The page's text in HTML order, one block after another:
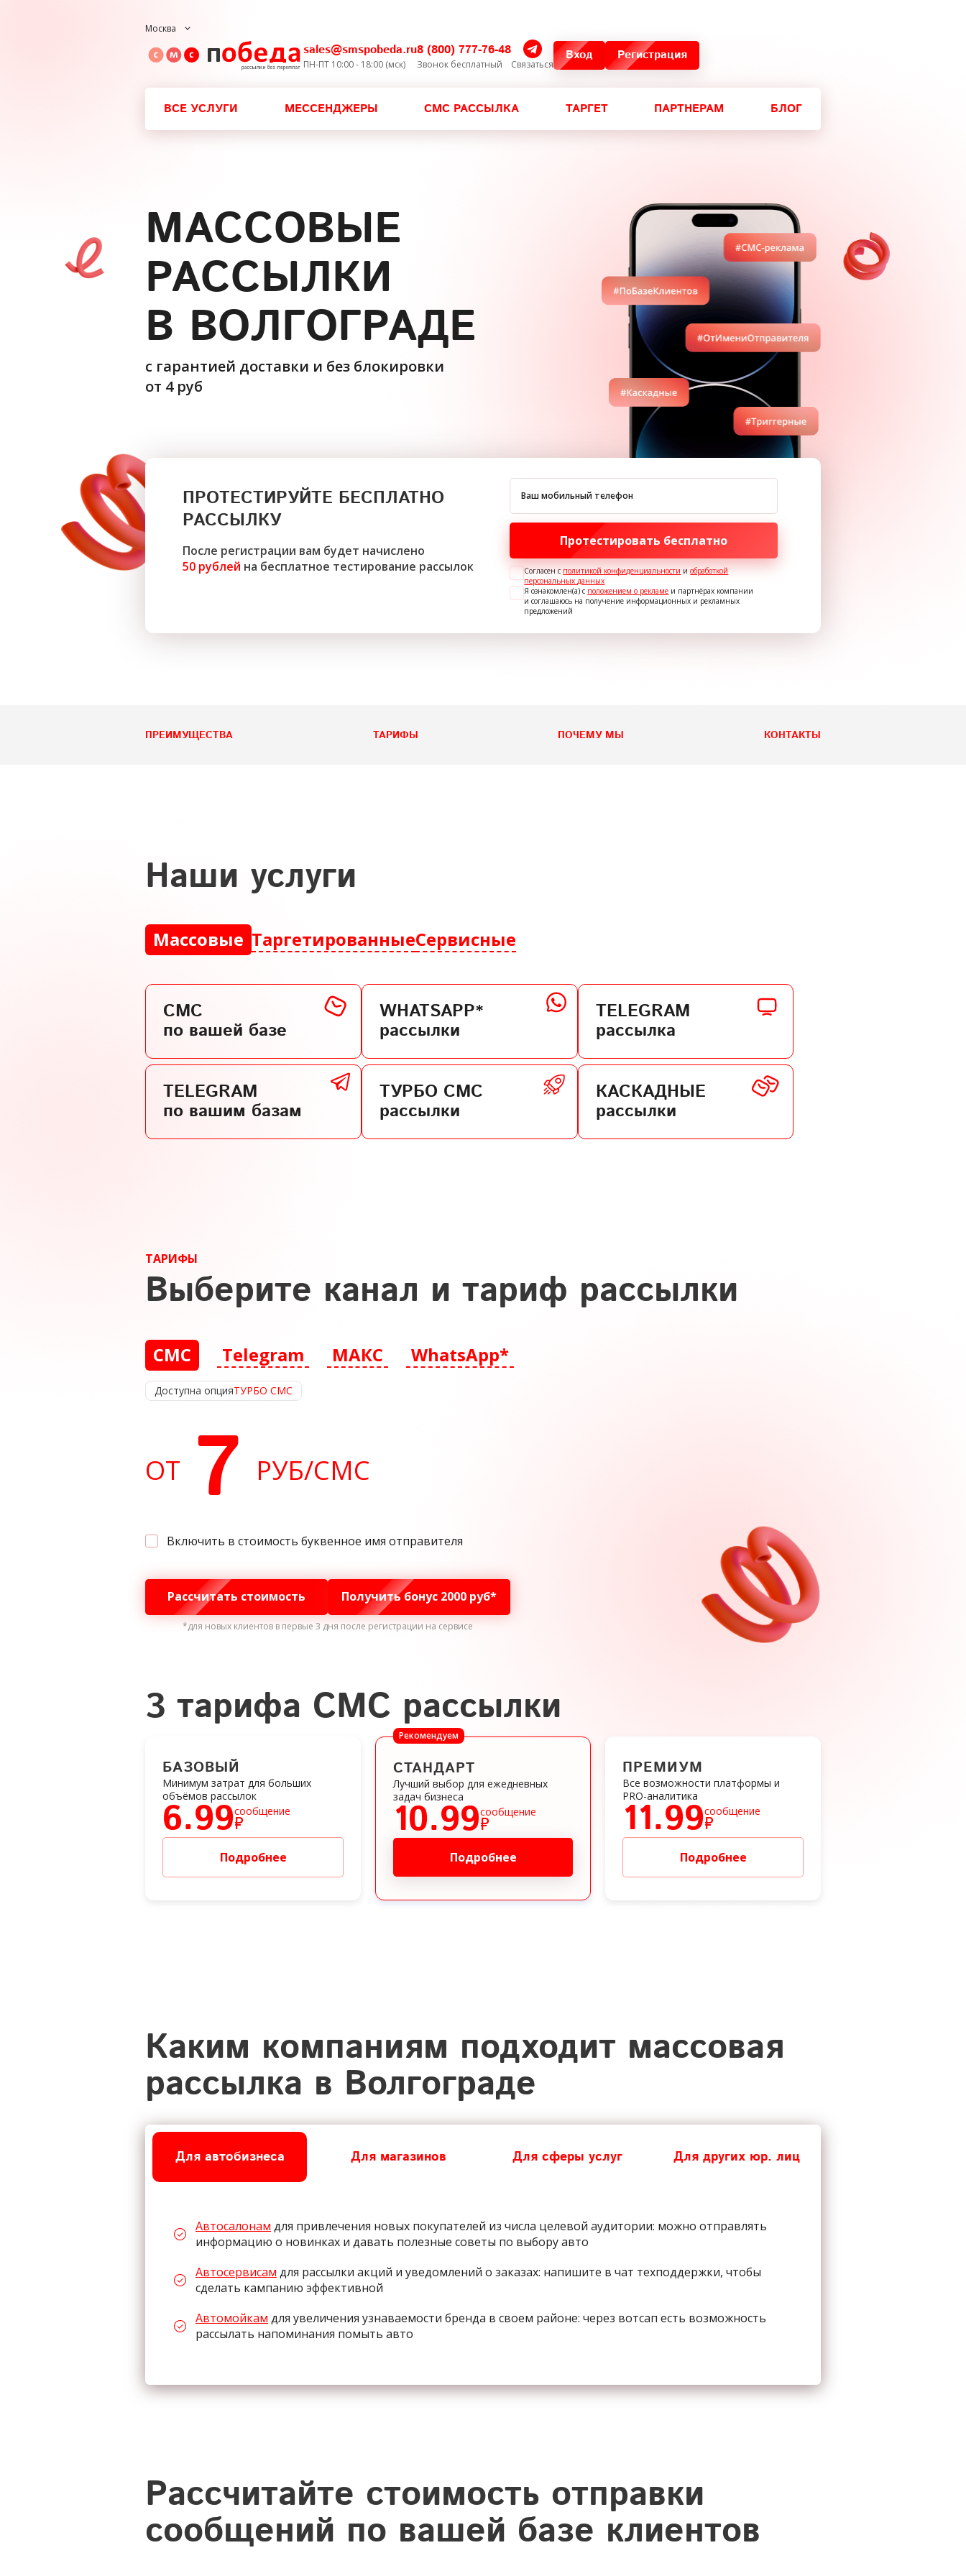
Москва
sales@smspobeda.ru
ПН-ПТ 10:00 - 18:00 (мск)
8 (800) 777-76-48
Звонок бесплатный Связаться
Вход Регистрация
ВСЕ УСЛУГИ МЕССЕНДЖЕРЫ СМС РАССЫЛКА ТАРГЕТ ПАРТНЕРАМ БЛОГ
МАССОВЫЕ
РАССЫЛКИ
В ВОЛГОГРАДЕ
с гарантией доставки и без блокировки
от 4 руб
ПРОТЕСТИРУЙТЕ БЕСПЛАТНО
РАССЫЛКУ
После регистрации вам будет начислено
50 рублей на бесплатное тестирование рассылок
Ваш мобильный телефон
Протестировать бесплатно
Согласен с политикой конфиденциальности иобработкой
персональных данных
Я ознакомлен(а) с положением о рекламе и партнёрах компании
и соглашаюсь на получение информационных и рекламных
предложений
ПРЕИМУЩЕСТВА ТАРИФЫ ПОЧЕМУ МЫ КОНТАКТЫ
наши услуги
Массовые ТаргетированныеСервисные
СМС
по вашей базе
WHATSAPP*
рассылки
TELEGRAM
рассылка
TELEGRAM
по вашим базам
ТУРБО СМС
рассылки
КАСКАДНЫЕ
рассылки
ТАРИФЫ
Выберите канал и тариф рассылки
СМС Telegram МАКС WhatsApp*
Доступна опцияТУРБО СМС
ОТ 7 РУБ/СМС
Включить в стоимость буквенное имя отправителя
Рассчитать стоимость Получить бонус 2000 руб*
*для новых клиентов в первые 3 дня после регистрации на сервисе
3 тарифа СМС рассылки
БАЗОВЫЙ
Минимум затрат для больших
объёмов рассылок
6.99сообщение
₽
Подробнее
Рекомендуем
СТАНДАРТ
Лучший выбор для ежедневных
задач бизнеса
10.99сообщение
₽
Подробнее
ПРЕМИУМ
Все возможности платформы и
PRO-аналитика
11.99сообщение
₽
Подробнее
Каким компаниям подходит массовая
рассылка в Волгограде
Для автобизнеса Для магазинов Для сферы услуг Для других юр. лиц
Автосалонам для привлечения новых покупателей из числа целевой аудитории: можно отправлять
информацию о новинках и давать полезные советы по выбору авто
Автосервисам для рассылки акций и уведомлений о заказах: напишите в чат техподдержки, чтобы
сделать кампанию эффективной
Автомойкам для увеличения узнаваемости бренда в своем районе: через вотсап есть возможность
рассылать напоминания помыть авто
Рассчитайте стоимость отправки
сообщений по вашей базе клиентов